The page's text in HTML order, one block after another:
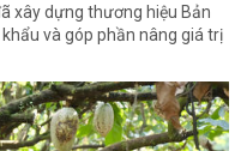
xây dựng thương hiệu Bản
và góp phần nâng giá trị